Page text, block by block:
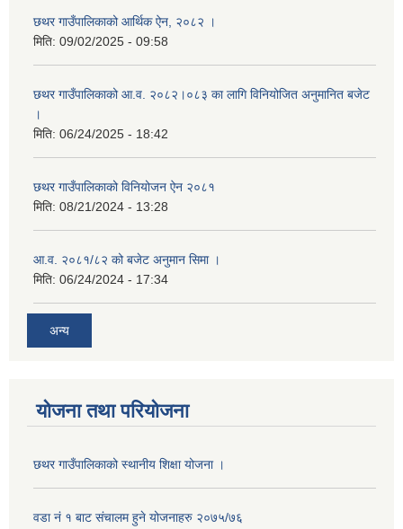
छथर गाउँपालिकाको आर्थिक ऐन, २०८२ ।
मिति: 09/02/2025 - 09:58
छथर गाउँपालिकाको आ.व. २०८२।०८३ का लागि विनियोजित अनुमानित बजेट
।
मिति: 06/24/2025 - 18:42
छथर गाउँपालिकाको विनियोजन ऐन २०८१
मिति: 08/21/2024 - 13:28
आ.व. २०८१/८२ को बजेट अनुमान सिमा ।
मिति: 06/24/2024 - 17:34
अन्य
योजना तथा परियोजना
छथर गाउँपालिकाको स्थानीय शिक्षा योजना ।
वडा नं १ बाट संचालम हुने योजनाहरु २०७५/७६